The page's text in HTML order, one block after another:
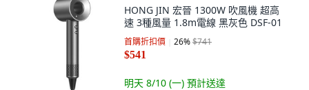
HONG JIN 宏晉 1300W 吹風機 超高
速 3種風量 1.8m電線 黑灰色 DSF-01
首購折扣價 26%$741
$541
明天 8/10 (一) 預計送達